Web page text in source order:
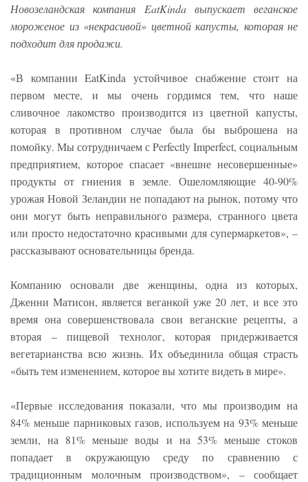
Новозеландская компания EatKinda выпускает веганское
мороженое из «некрасивой» цветной капусты, которая не
подходит для продажи.
«В компании EatKinda устойчивое снабжение стоит на
первом месте, и мы очень гордимся тем, что наше
сливочное лакомство производится из цветной капусты,
которая в противном случае была бы выброшена на
помойку. Мы сотрудничаем с Perfectly Imperfect, социальным
предприятием, которое спасает «внешне несовершенные»
продукты от гниения в земле. Ошеломляющие 40-90%
урожая Новой Зеландии не попадают на рынок, потому что
они могут быть неправильного размера, странного цвета
или просто недостаточно красивыми для супермаркетов», –
рассказывают основательницы бренда.
Компанию основали две женщины, одна из которых,
Дженни Матисон, является веганкой уже 20 лет, и все это
время она совершенствовала свои веганские рецепты, а
вторая – пищевой технолог, которая придерживается
вегетарианства всю жизнь. Их объединила общая страсть
«быть тем изменением, которое вы хотите видеть в мире».
«Первые исследования показали, что мы производим на
84% меньше парниковых газов, используем на 93% меньше
земли, на 81% меньше воды и на 53% меньше стоков
попадает в окружающую среду по сравнению с
традиционным молочным производством», – сообщает